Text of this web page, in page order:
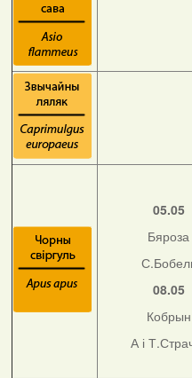
05.05
Бяроза
08.05
Кобрын
А і